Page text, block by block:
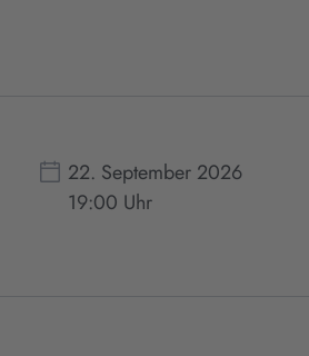
22. September 2026
19:00 Uhr